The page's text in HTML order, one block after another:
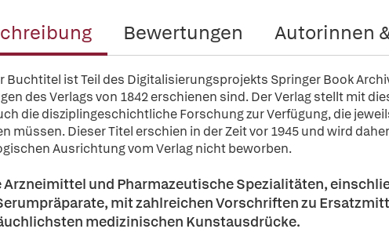
Bewertungen Autorinnen
Buchtitel ist Teil des Digitalisierungsprojekts Springer Book
des Verlags von 1842 erschienen sind. Der Verlag stellt mit
die disziplingeschichtliche Forschung zur Verfügung, die
müssen. Dieser Titel erschien in der Zeit vor 1945 und wird
Ausrichtung vom Verlag nicht beworben.
Arzneimittel und Pharmazeutische Spezialitäten,
mit zahlreichen Vorschriften zu
medizinischen Kunstausdrücke.